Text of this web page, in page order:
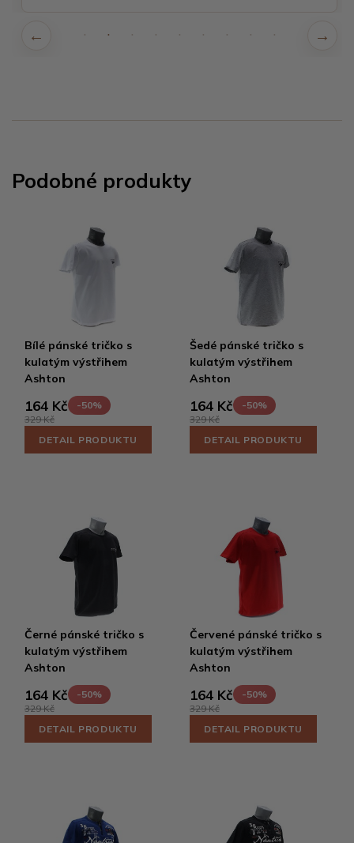
Podobné produkty
Bílé pánské tričko s
kulatým výstřihem
Ashton
164 Kč
-50%
329 Kč
DETAIL PRODUKTU
Šedé pánské tričko s
kulatým výstřihem
Ashton
164 Kč
-50%
329 Kč
DETAIL PRODUKTU
Černé pánské tričko s
kulatým výstřihem
Ashton
164 Kč
-50%
329 Kč
DETAIL PRODUKTU
Červené pánské tričko s
kulatým výstřihem
Ashton
164 Kč
-50%
329 Kč
DETAIL PRODUKTU